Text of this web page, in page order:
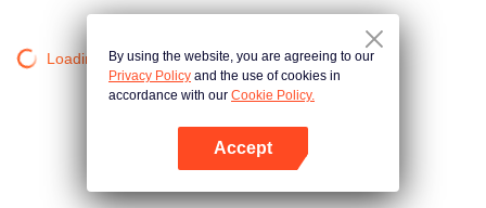
Abra o programa
Loading…By using the website, you are agreeing to our
Privacy Policy and the use of cookies in
accordance with our Cookie Policy.
Accept